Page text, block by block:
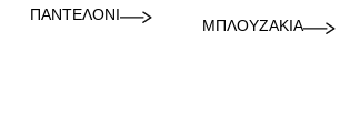
ΠΑΝΤΕΛΌΝΙ
ΜΠΛΟΥΖΆΚΙΑ